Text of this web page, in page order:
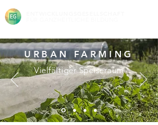
URBAN FARMING
Vielfältiger Speiseraum